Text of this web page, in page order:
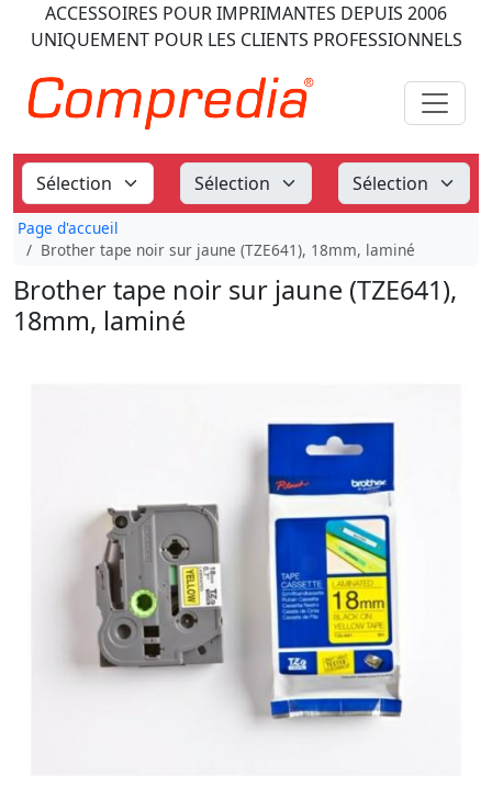
ACCESSOIRES POUR IMPRIMANTES DEPUIS 2006
UNIQUEMENT POUR LES CLIENTS PROFESSIONNELS
Page d'accueil
Brother tape noir sur jaune (TZE641), 18mm, laminé
Brother tape noir sur jaune (TZE641),
18mm, laminé